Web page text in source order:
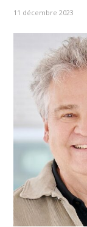
11 décembre 2023